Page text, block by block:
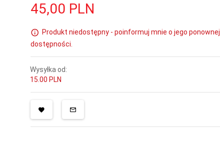
45,00 PLN
Produkt niedostępny - poinformuj mnie o jego ponownej
dostępności.
Wysyłka od:
15.00 PLN